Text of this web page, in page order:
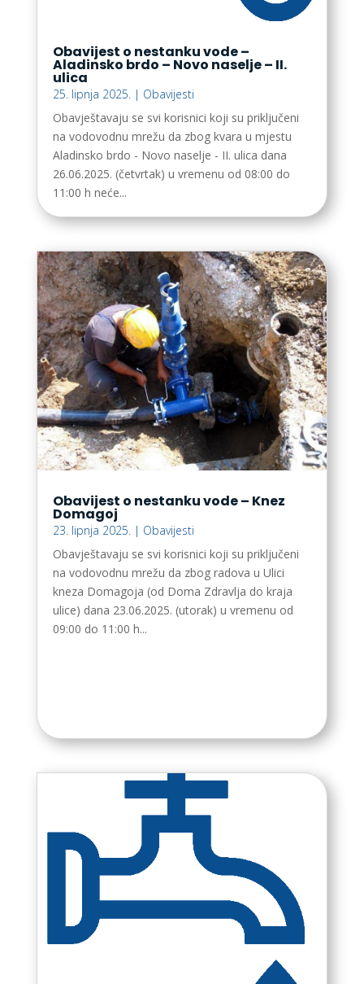
Obavijest o nestanku vode –
Aladinsko brdo – Novo naselje – II.
ulica
25. lipnja 2025.| Obavijesti
Obavještavaju se svi korisnici koji su priključeni
na vodovodnu mrežu da zbog kvara u mjestu
Aladinsko brdo - Novo naselje - II. ulica dana
26.06.2025. (četvrtak) u vremenu od 08:00 do
11:00 h neće...
Obavijest o nestanku vode – Knez
Domagoj
23. lipnja 2025. | Obavijesti
Obavještavaju se svi korisnici koji su priključeni
na vodovodnu mrežu da zbog radova u Ulici
kneza Domagoja (od Doma Zdravlja do kraja
ulice) dana 23.06.2025. (utorak) u vremenu od
09:00 do 11:00 h...